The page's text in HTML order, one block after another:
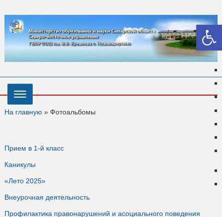
На главную » Фотоальбомы
Прием в 1-й класс
Каникулы
«Лето 2025»
Внеурочная деятельность
Профилактика правонарушений и асоциального поведения